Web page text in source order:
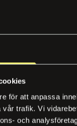
för att anpassa
trafik. Vi
och